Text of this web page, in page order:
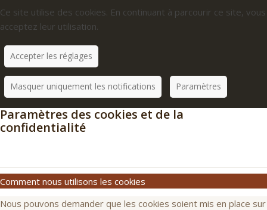
Ce site utilise des cookies. En continuant à parcourir ce site, vous
acceptez leur utilisation.
Accepter les réglages
Masquer uniquement les notifications Paramètres
Paramètres des cookies et de la
confidentialité
Comment nous utilisons les cookies
Nous pouvons demander que les cookies soient mis en place sur